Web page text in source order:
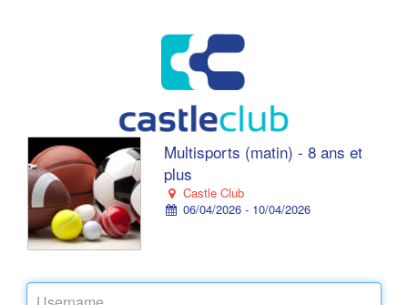
Multisports (matin) - 8 ans et
plus
Castle Club
06/04/2026 - 10/04/2026